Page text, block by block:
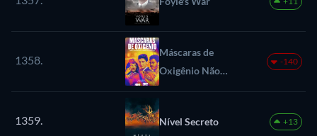
1358.
Máscaras de
Oxigênio Não
Cairão
-140
1359. Nível Secreto +13